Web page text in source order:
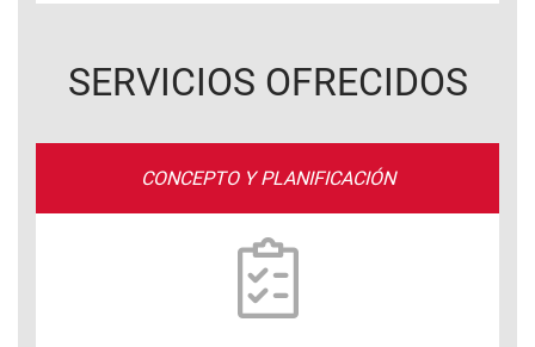
SERVICIOS OFRECIDOS
CONCEPTO Y PLANIFICACIÓN